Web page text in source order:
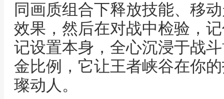
同画质组合下释放技能、移
效果，然后在对战中检验，
记设置本身，全心沉浸于战
金比例，它让王者峡谷在你
璨动人。